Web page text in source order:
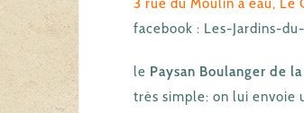
3 rue du Moulin à eau, Le
facebook : Les-Jardins-
le Paysan Boulanger de
très simple: on lui envoie